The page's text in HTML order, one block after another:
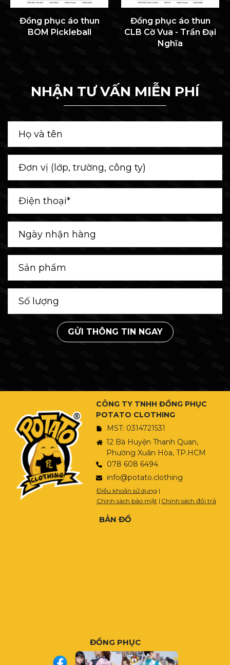
Đồng phục áo thun
BOM Pickleball
Đồng phục áo thun
CLB Cờ Vua - Trần Đại
Nghĩa
NHẬN TƯ VẤN MIỄN PHÍ
GỬI THÔNG TIN NGAY
CÔNG TY TNHH ĐỒNG PHỤC
POTATO CLOTHING
MST: 0314721531
12 Bà Huyện Thanh Quan,
Phường Xuân Hòa, TP.HCM
078 608 6494
info@potato.clothing
Điều khoản sử dụng |
Chính sách bảo mật | Chính sách đổi trả
BẢN ĐỒ
ĐỒNG PHỤC